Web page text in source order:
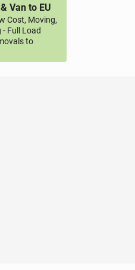
Van to EU
Cost, Moving,
Full Load
to